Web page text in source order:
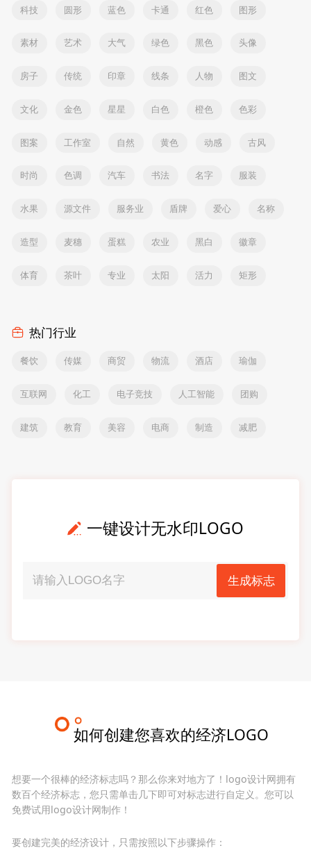
科技 圆形 蓝色 卡通 红色 图形
素材 艺术 大气 绿色 黑色 头像
房子 传统 印章 线条 人物 图文
文化 金色 星星 白色 橙色 色彩
图案 工作室 自然 黄色 动感 古风
时尚 色调 汽车 书法 名字 服装
水果 源文件 服务业 盾牌 爱心 名称
造型 麦穗 蛋糕 农业 黑白 徽章
体育 茶叶 专业 太阳 活力 矩形
热门行业
餐饮 传媒 商贸 物流 酒店 瑜伽
互联网 化工 电子竞技 人工智能 团购
建筑 教育 美容 电商 制造 减肥
一键设计无水印LOGO
生成标志
如何创建您喜欢的经济LOGO
想要一个很棒的经济标志吗？那么你来对地方了！logo设计网拥有
数百个经济标志，您只需单击几下即可对标志进行自定义。您可以
免费试用logo设计网制作！
要创建完美的经济设计，只需按照以下步骤操作：